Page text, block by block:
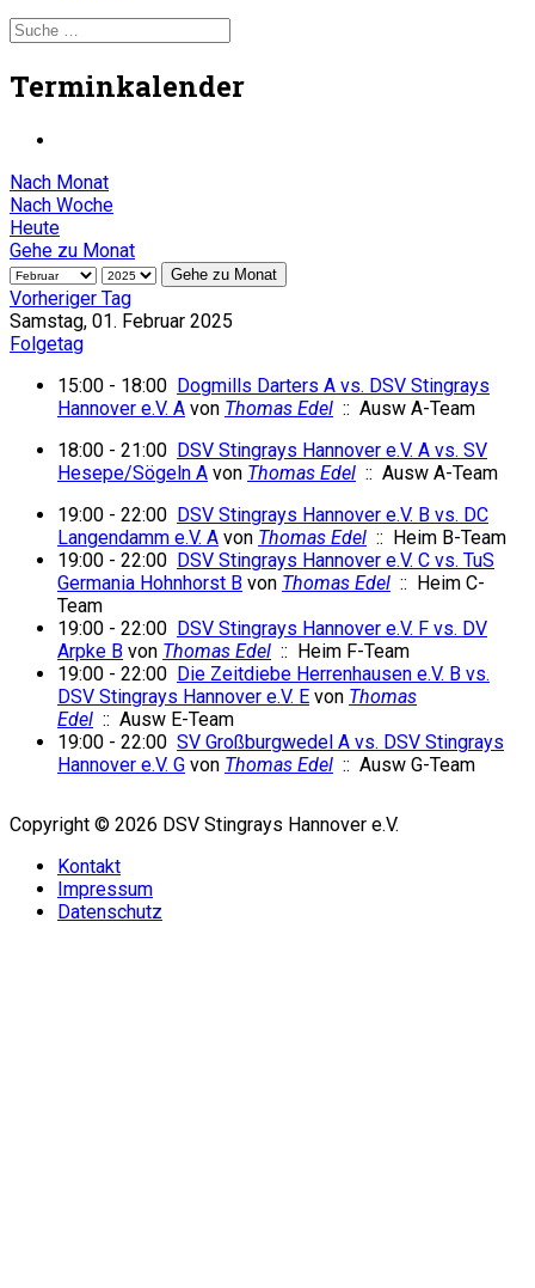
Terminkalender
Nach Monat
Nach Woche
Heute
Gehe zu Monat
Gehe zu Monat
Vorheriger Tag
Samstag, 01. Februar 2025
Folgetag
15:00 - 18:00 Dogmills Darters A vs. DSV Stingrays
Hannover e.V. A von Thomas Edel :: Ausw A-Team
18:00 - 21:00 DSV Stingrays Hannover e.V. A vs. SV
Hesepe/Sögeln A von Thomas Edel :: Ausw A-Team
19:00 - 22:00 DSV Stingrays Hannover e.V. B vs. DC
Langendamm e.V. A von Thomas Edel :: Heim B-Team
19:00 - 22:00 DSV Stingrays Hannover e.V. C vs. TuS
Germania Hohnhorst B von Thomas Edel :: Heim C-
Team
19:00 - 22:00 DSV Stingrays Hannover e.V. F vs. DV
Arpke B von Thomas Edel :: Heim F-Team
19:00 - 22:00 Die Zeitdiebe Herrenhausen e.V. B vs.
DSV Stingrays Hannover e.V. E von Thomas
Edel :: Ausw E-Team
19:00 - 22:00 SV Großburgwedel A vs. DSV Stingrays
Hannover e.V. G von Thomas Edel :: Ausw G-Team
Copyright © 2026 DSV Stingrays Hannover e.V.
Kontakt
Impressum
Datenschutz